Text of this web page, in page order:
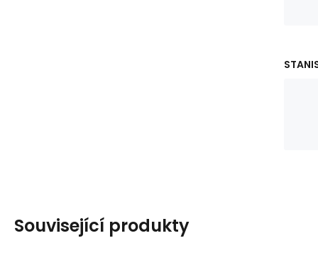
Související produkty